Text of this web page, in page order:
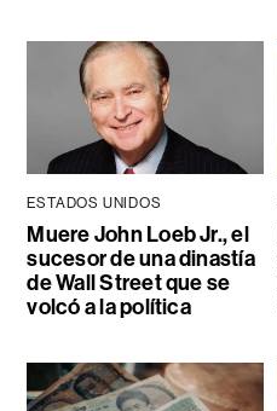
ESTADOS UNIDOS
Muere John Loeb Jr., el
sucesor de una dinastía
de Wall Street que se
volcó a la política